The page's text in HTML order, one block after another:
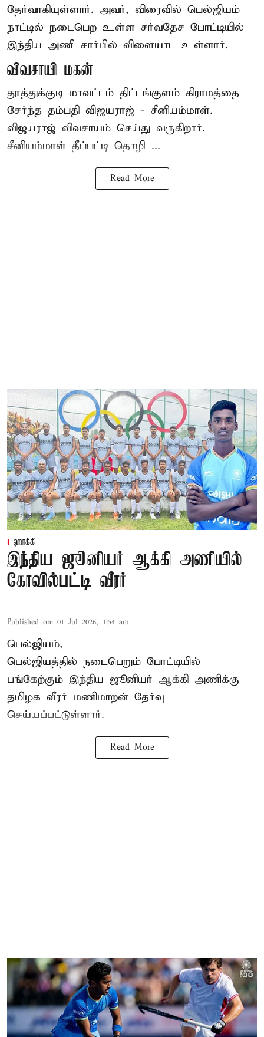
தேர்வாகியுள்ளார். அவர், விரைவில் பெல்ஜியம்
நாட்டில் நடைபெற உள்ள சர்வதேச போட்டியில்
இந்திய அணி சார்பில் விளையாட உள்ளார்.
விவசாயி மகன்
தூத்துக்குடி மாவட்டம் திட்டங்குளம் கிராமத்தை
சேர்ந்த தம்பதி விஜயராஜ் - சீனியம்மாள்.
விஜயராஜ் விவசாயம் செய்து வருகிறார்.
சீனியம்மாள் தீப்பட்டி தொழி ...
Read More
ஹாக்கி
இந்திய ஜூனியர் ஆக்கி அணியில்
கோவில்பட்டி வீரர்
Published on: 01 Jul 2026, 1:54 am
பெல்ஜியம்,
பெல்ஜியத்தில் நடைபெறும் போட்டியில்
பங்கேற்கும் இந்திய ஜூனியர் ஆக்கி அணிக்கு
தமிழக வீரர் மணிமாறன் தேர்வு
செய்யப்பட்டுள்ளார்.
Read More